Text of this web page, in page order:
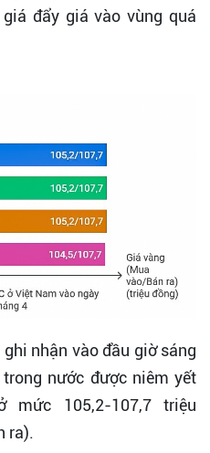
đẩy giá vào vùng quá
nhận vào đầu giờ sáng
nước được niêm yết
105,2-107,7 triệu
ra).